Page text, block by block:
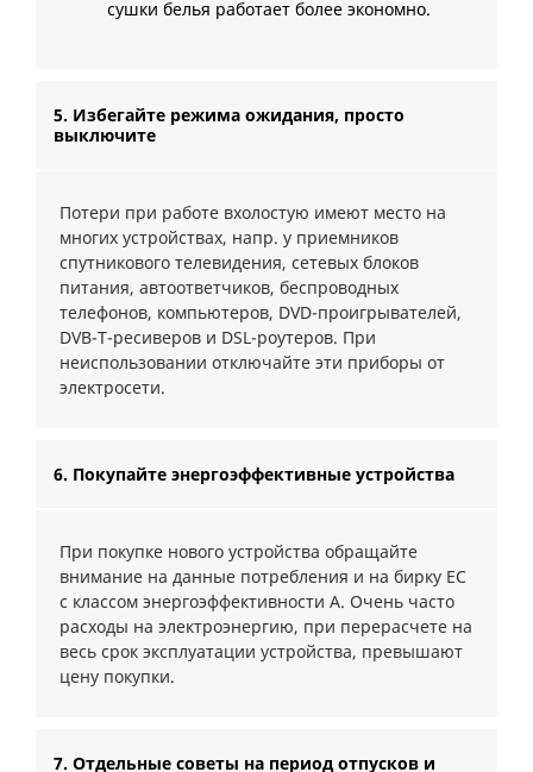
сушки белья работает более экономно.
5. Избегайте режима ожидания, просто
выключите
Потери при работе вхолостую имеют место на
многих устройствах, напр. у приемников
спутникового телевидения, сетевых блоков
питания, автоответчиков, беспроводных
телефонов, компьютеров, DVD-проигрывателей,
DVB-T-ресиверов и DSL-роутеров. При
неиспользовании отключайте эти приборы от
электросети.
6. Покупайте энергоэффективные устройства
При покупке нового устройства обращайте
внимание на данные потребления и на бирку ЕС
с классом энергоэффективности А. Очень часто
расходы на электроэнергию, при перерасчете на
весь срок эксплуатации устройства, превышают
цену покупки.
7. Отдельные советы на период отпусков и